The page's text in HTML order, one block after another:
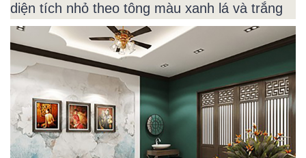
diện tích nhỏ theo tông màu xanh lá và trắng